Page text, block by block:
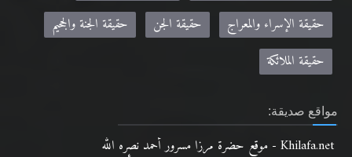
حقيقة الإسراء والمعراج
حقيقة الجن
حقيقة الجنة والجحيم
حقيقة الملائكة
مواقع صديقة:
Khilafa.net - موقع حضرة مرزا مسرور أحمد نصره الله